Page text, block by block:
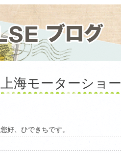
上海モーターショー
您好、ひできちです。